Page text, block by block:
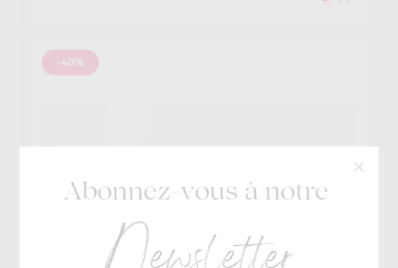
-40%